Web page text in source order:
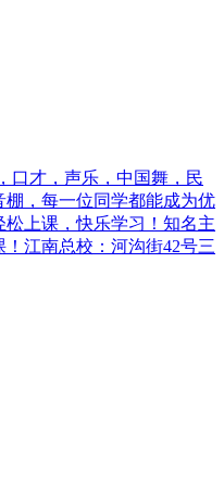
口才，声乐，中国舞，民
，每一位同学都能成为优
上课，快乐学习！知名主
江南总校：河沟街42号三